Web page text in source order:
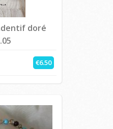
doré
€6.50